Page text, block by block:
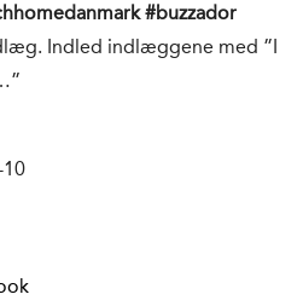
#buzzador
Indled indlæggene med ”I